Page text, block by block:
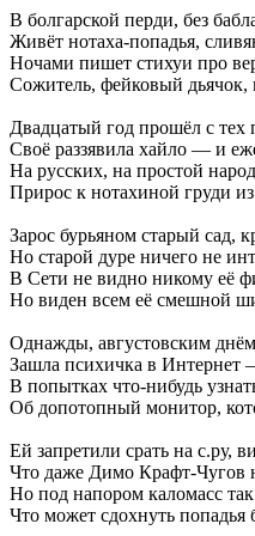
В болгарской перди, без
Живёт нотаха-попадья,
Ночами пишет стихуи про
Сожитель, фейковый дьячок,
Двадцатый год прошёл с тех
Своё раззявила хайло — и
На русских, на простой
Прирос к нотахиной груди
Зарос бурьяном старый сад,
Но старой дуре ничего не
В Сети не видно никому её
Но виден всем её смешной
Однажды, августовским
Зашла психичка в Интернет
В попытках что-нибудь
Об допотопный монитор,
Ей запретили срать на с.ру,
Что даже Димо Крафт-Чугов
Но под напором каломасс так
Что может сдохнуть попадья